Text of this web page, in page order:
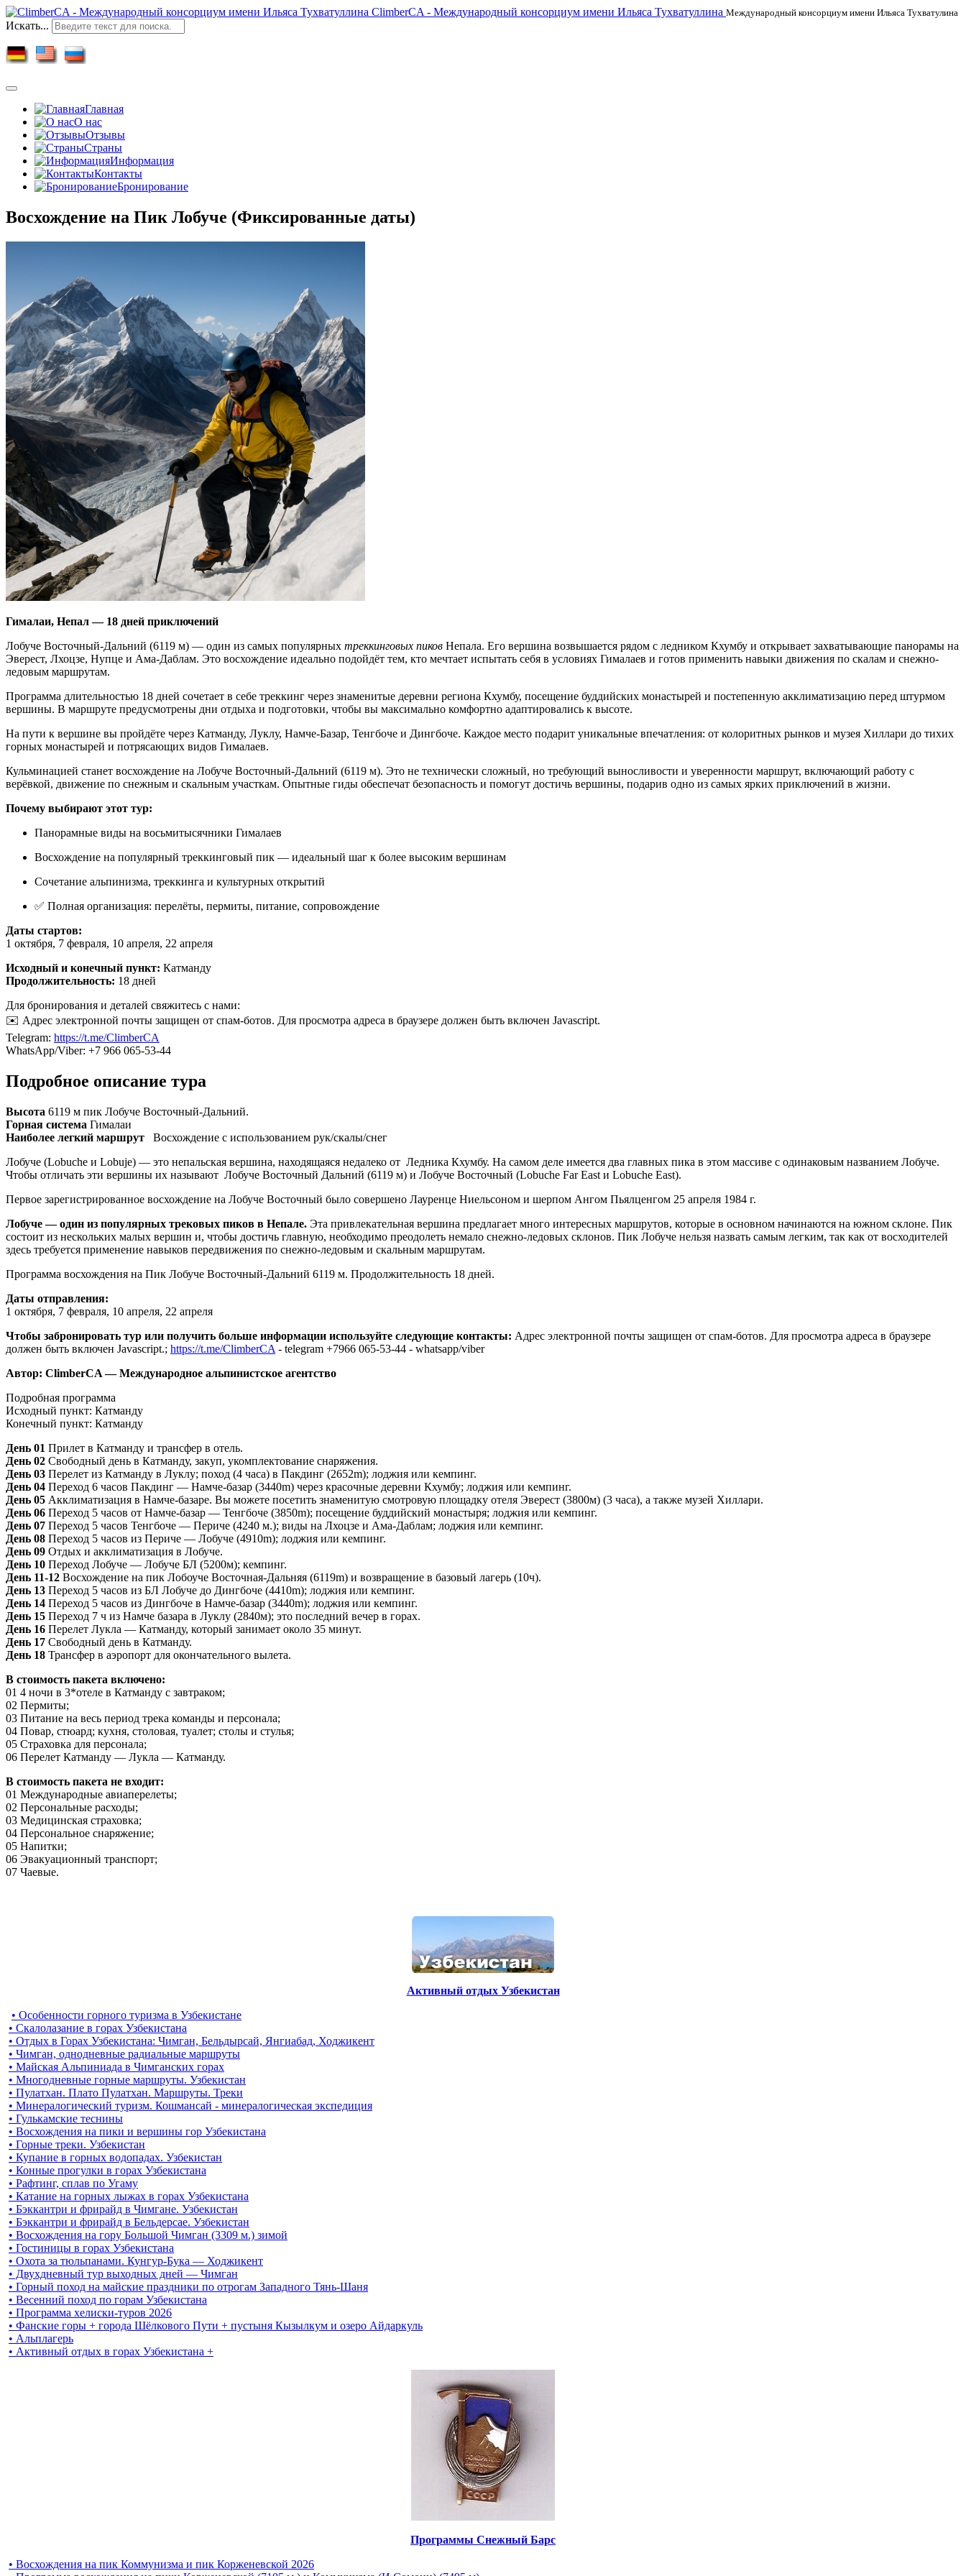
ClimberCA - Международный консорциум имени Ильяса Тухватуллина Международный консорциум имени Ильяса Тухватулина
Искать...
Главная
О нас
Отзывы
Страны
Информация
Контакты
Бронирование
Восхождение на Пик Лобуче (Фиксированные даты)
Гималаи, Непал — 18 дней приключений
Лобуче Восточный-Дальний (6119 м) — один из самых популярных треккинговых пиков Непала. Его вершина возвышается рядом с ледником Кхумбу и открывает захватывающие панорамы на
Эверест, Лхоцзе, Нупце и Ама-Даблам. Это восхождение идеально подойдёт тем, кто мечтает испытать себя в условиях Гималаев и готов применить навыки движения по скалам и снежно-
ледовым маршрутам.
Программа длительностью 18 дней сочетает в себе треккинг через знаменитые деревни региона Кхумбу, посещение буддийских монастырей и постепенную акклиматизацию перед штурмом
вершины. В маршруте предусмотрены дни отдыха и подготовки, чтобы вы максимально комфортно адаптировались к высоте.
На пути к вершине вы пройдёте через Катманду, Луклу, Намче-Базар, Тенгбоче и Дингбоче. Каждое место подарит уникальные впечатления: от колоритных рынков и музея Хиллари до тихих
горных монастырей и потрясающих видов Гималаев.
Кульминацией станет восхождение на Лобуче Восточный-Дальний (6119 м). Это не технически сложный, но требующий выносливости и уверенности маршрут, включающий работу с
верёвкой, движение по снежным и скальным участкам. Опытные гиды обеспечат безопасность и помогут достичь вершины, подарив одно из самых ярких приключений в жизни.
Почему выбирают этот тур:
Панорамные виды на восьмитысячники Гималаев
Восхождение на популярный треккинговый пик — идеальный шаг к более высоким вершинам
Сочетание альпинизма, треккинга и культурных открытий
✅ Полная организация: перелёты, пермиты, питание, сопровождение
Даты стартов:
1 октября, 7 февраля, 10 апреля, 22 апреля
Исходный и конечный пункт: Катманду
Продолжительность: 18 дней
Для бронирования и деталей свяжитесь с нами:
✉️ Адрес электронной почты защищен от спам-ботов. Для просмотра адреса в браузере должен быть включен Javascript.
Telegram: https://t.me/ClimberCA
WhatsApp/Viber: +7 966 065-53-44
Подробное описание тура
Высота 6119 м пик Лобуче Восточный-Дальний.
Горная система Гималаи
Наиболее легкий маршрут Восхождение с использованием рук/скалы/снег
Лобуче (Lobuche и Lobuje) — это непальская вершина, находящаяся недалеко от Ледника Кхумбу. На самом деле имеется два главных пика в этом массиве с одинаковым названием Лобуче.
Чтобы отличать эти вершины их называют Лобуче Восточный Дальний (6119 м) и Лобуче Восточный (Lobuche Far East и Lobuche East).
Первое зарегистрированное восхождение на Лобуче Восточный было совершено Лауренце Ниельсоном и шерпом Ангом Пьялценгом 25 апреля 1984 г.
Лобуче — один из популярных трековых пиков в Непале. Эта привлекательная вершина предлагает много интересных маршрутов, которые в основном начинаются на южном склоне. Пик
состоит из нескольких малых вершин и, чтобы достичь главную, необходимо преодолеть немало снежно-ледовых склонов. Пик Лобуче нельзя назвать самым легким, так как от восходителей
здесь требуется применение навыков передвижения по снежно-ледовым и скальным маршрутам.
Программа восхождения на Пик Лобуче Восточный-Дальний 6119 м. Продолжительность 18 дней.
Даты отправления:
1 октября, 7 февраля, 10 апреля, 22 апреля
Чтобы забронировать тур или получить больше информации используйте следующие контакты: Адрес электронной почты защищен от спам-ботов. Для просмотра адреса в браузере
должен быть включен Javascript.; https://t.me/ClimberCA - telegram +7966 065-53-44 - whatsapp/viber
Автор: ClimberCA — Международное альпинистское агентство
Подробная программа
Исходный пункт: Катманду
Конечный пункт: Катманду
День 01 Прилет в Катманду и трансфер в отель.
День 02 Свободный день в Катманду, закуп, укомплектование снаряжения.
День 03 Перелет из Катманду в Луклу; поход (4 часа) в Пакдинг (2652m); лоджия или кемпинг.
День 04 Переход 6 часов Пакдинг — Намче-базар (3440m) через красочные деревни Кхумбу; лоджия или кемпинг.
День 05 Акклиматизация в Намче-базаре. Вы можете посетить знаменитую смотровую площадку отеля Эверест (3800м) (3 часа), а также музей Хиллари.
День 06 Переход 5 часов от Намче-базар — Тенгбоче (3850m); посещение буддийский монастыря; лоджия или кемпинг.
День 07 Переход 5 часов Тенгбоче — Периче (4240 м.); виды на Лхоцзе и Ама-Даблам; лоджия или кемпинг.
День 08 Переход 5 часов из Периче — Лобуче (4910m); лоджия или кемпинг.
День 09 Отдых и акклиматизация в Лобуче.
День 10 Переход Лобуче — Лобуче БЛ (5200м); кемпинг.
День 11-12 Восхождение на пик Лобоуче Восточная-Дальняя (6119m) и возвращение в базовый лагерь (10ч).
День 13 Переход 5 часов из БЛ Лобуче до Дингбоче (4410m); лоджия или кемпинг.
День 14 Переход 5 часов из Дингбоче в Намче-базар (3440m); лоджия или кемпинг.
День 15 Переход 7 ч из Намче базара в Луклу (2840м); это последний вечер в горах.
День 16 Перелет Лукла — Катманду, который занимает около 35 минут.
День 17 Свободный день в Катманду.
День 18 Трансфер в аэропорт для окончательного вылета.
В стоимость пакета включено:
01 4 ночи в 3*отеле в Катманду с завтраком;
02 Пермиты;
03 Питание на весь период трека команды и персонала;
04 Повар, стюард; кухня, столовая, туалет; столы и стулья;
05 Страховка для персонала;
06 Перелет Катманду — Лукла — Катманду.
В стоимость пакета не входит:
01 Международные авиаперелеты;
02 Персональные расходы;
03 Медицинская страховка;
04 Персональное снаряжение;
05 Напитки;
06 Эвакуационный транспорт;
07 Чаевые.
Активный отдых Узбекистан
• Особенности горного туризма в Узбекистане
• Скалолазание в горах Узбекистана
• Отдых в Горах Узбекистана: Чимган, Бельдырсай, Янгиабад, Ходжикент
• Чимган, однодневные радиальные маршруты
• Майская Альпиниада в Чимганских горах
• Многодневные горные маршруты. Узбекистан
• Пулатхан. Плато Пулатхан. Маршруты. Треки
• Минералогический туризм. Кошмансай - минералогическая экспедиция
• Гулькамские теснины
• Восхождения на пики и вершины гор Узбекистана
• Горные треки. Узбекистан
• Купание в горных водопадах. Узбекистан
• Конные прогулки в горах Узбекистана
• Рафтинг, сплав по Угаму
• Катание на горных лыжах в горах Узбекистана
• Бэккантри и фрирайд в Чимгане. Узбекистан
• Бэккантри и фрирайд в Бельдерсае. Узбекистан
• Восхождения на гору Большой Чимган (3309 м.) зимой
• Гостиницы в горах Узбекистана
• Охота за тюльпанами. Кунгур-Бука — Ходжикент
• Двухдневный тур выходных дней — Чимган
• Горный поход на майские праздники по отрогам Западного Тянь-Шаня
• Весенний поход по горам Узбекистана
• Программа хелиски-туров 2026
• Фанские горы + города Шёлкового Пути + пустыня Кызылкум и озеро Айдаркуль
• Альплагерь
• Активный отдых в горах Узбекистана +
Программы Снежный Барс
• Восхождения на пик Коммунизма и пик Корженевской 2026